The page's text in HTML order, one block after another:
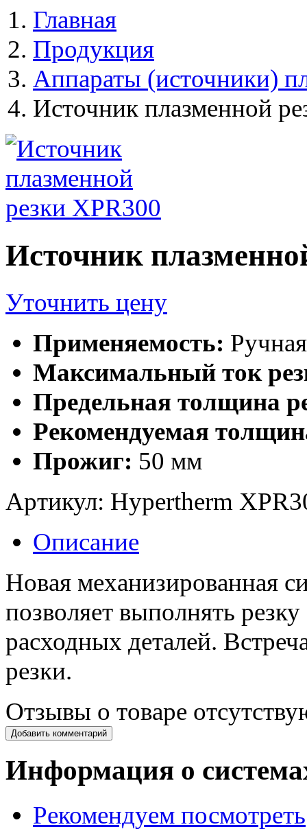
Главная
Продукция
Аппараты (источники)
Источник плазменной
Источник
Уточнить цену
Применяемость:
Максимальный ток
Предельная толщина
Рекомендуемая
Прожиг: 50 мм
Артикул: Hypertherm
Описание
Новая механизированная
позволяет выполнять
расходных деталей.
резки.
Отзывы о товаре
Добавить комментарий
Информация о
Рекомендуем посмотреть